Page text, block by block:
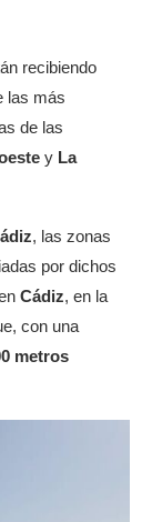
recibiendo
las más
de las
y La
, las zonas
por dichos
Cádiz, en la
con una
metros